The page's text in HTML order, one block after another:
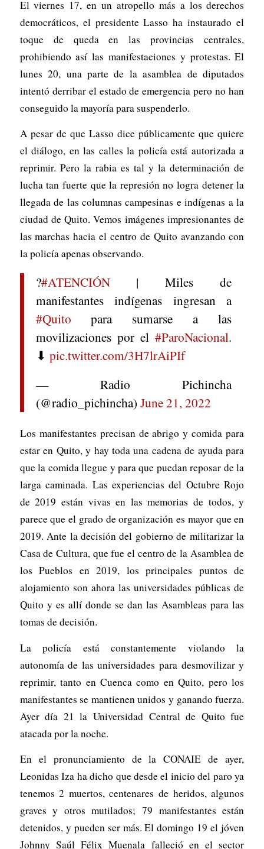
El viernes 17, en un atropello más a los derechos
democráticos, el presidente Lasso ha instaurado el
toque de queda en las provincias centrales,
prohibiendo así las manifestaciones y protestas. El
lunes 20, una parte de la asamblea de diputados
intentó derribar el estado de emergencia pero no han
conseguido la mayoría para suspenderlo.
A pesar de que Lasso dice públicamente que quiere
el diálogo, en las calles la policía está autorizada a
reprimir. Pero la rabia es tal y la determinación de
lucha tan fuerte que la represión no logra detener la
llegada de las columnas campesinas e indígenas a la
ciudad de Quito. Vemos imágenes impresionantes de
las marchas hacia el centro de Quito avanzando con
la policía apenas observando.
?#ATENCIÓN| Miles de
manifestantes indígenas ingresan a
#Quito para sumarse a las
movilizaciones por el#ParoNacional.
⬇ pic.twitter.com/3H7lrAiPIf
— Radio Pichincha
(@radio_pichincha) June 21, 2022
Los manifestantes precisan de abrigo y comida para
estar en Quito, y hay toda una cadena de ayuda para
que la comida llegue y para que puedan reposar de la
larga caminada. Las experiencias del Octubre Rojo
de 2019 están vivas en las memorias de todos, y
parece que el grado de organización es mayor que en
2019. Ante la decisión del gobierno de militarizar la
Casa de Cultura, que fue el centro de la Asamblea de
los Pueblos en 2019, los principales puntos de
alojamiento son ahora las universidades públicas de
Quito y es allí donde se dan las Asambleas para las
tomas de decisión.
La policía está constantemente violando la
autonomía de las universidades para desmovilizar y
reprimir, tanto en Cuenca como en Quito, pero los
manifestantes se mantienen unidos y ganando fuerza.
Ayer día 21 la Universidad Central de Quito fue
atacada por la noche.
En el pronunciamiento de la CONAIE de ayer,
Leonidas Iza ha dicho que desde el inicio del paro ya
tenemos 2 muertos, centenares de heridos, algunos
graves y otros mutilados; 79 manifestantes están
detenidos, y pueden ser más. El domingo 19 el jóven
Johnny Saúl Félix Muenala falleció en el sector